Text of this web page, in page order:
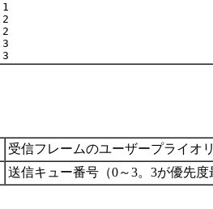
受信フレームのユーザープライオ
送信キュー番号（0～3。3が優先度